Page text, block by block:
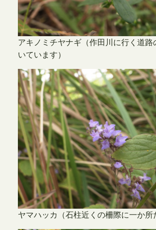
アキノミチヤナギ（作田川に行く道路
いています）
ヤマハッカ（石柱近くの柵際に一か所